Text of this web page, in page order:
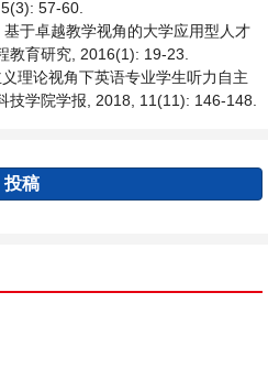
57-60.
于卓越教学视角的大学应用型人才
教育研究, 2016(1): 19-23.
理论视角下英语专业学生听力自主
技学院学报, 2018, 11(11): 146-148.
投稿